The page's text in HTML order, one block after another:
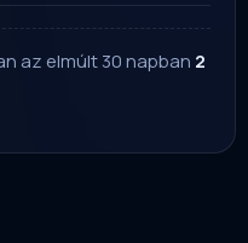
az elmúlt 30 napban 2